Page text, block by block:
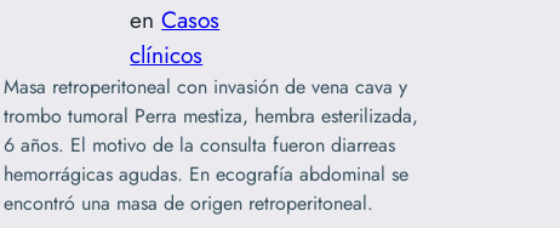
enCasos
clínicos
Masa retroperitoneal con invasión de vena cava y
trombo tumoral Perra mestiza, hembra esterilizada,
6 años. El motivo de la consulta fueron diarreas
hemorrágicas agudas. En ecografía abdominal se
encontró una masa de origen retroperitoneal.